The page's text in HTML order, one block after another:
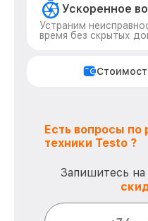
Ускоренное
Устраним
время без скрытых
Есть вопросы по
техники Testo ?
Запишитесь